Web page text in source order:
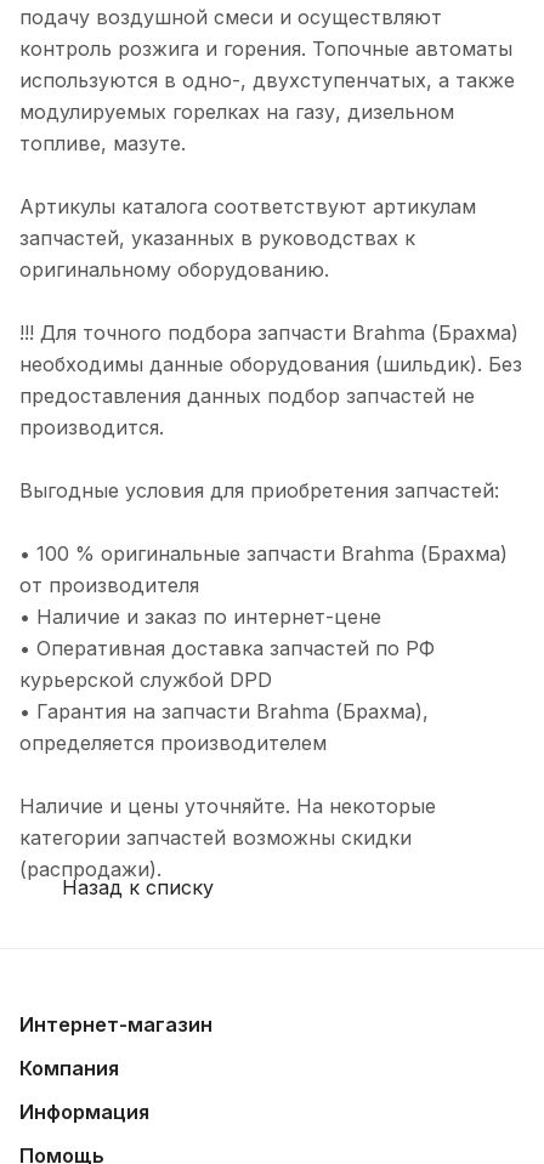
подачу воздушной смеси и осуществляют
контроль розжига и горения. Топочные автоматы
используются в одно-, двухступенчатых, а также
модулируемых горелках на газу, дизельном
топливе, мазуте.
Артикулы каталога соответствуют артикулам
запчастей, указанных в руководствах к
оригинальному оборудованию.
!!! Для точного подбора запчасти Brahma (Брахма)
необходимы данные оборудования (шильдик). Без
предоставления данных подбор запчастей не
производится.
Выгодные условия для приобретения запчастей:
• 100 % оригинальные запчасти Brahma (Брахма)
от производителя
• Наличие и заказ по интернет-цене
• Оперативная доставка запчастей по РФ
курьерской службой DPD
• Гарантия на запчасти Brahma (Брахма),
определяется производителем
Наличие и цены уточняйте. На некоторые
категории запчастей возможны скидки
(распродажи).
Назад к списку
Интернет-магазин
Компания
Информация
Помощь